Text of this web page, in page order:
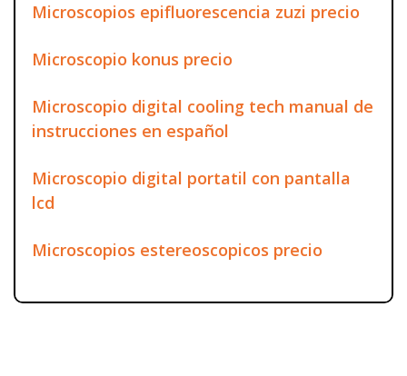
Microscopios epifluorescencia zuzi precio
Microscopio konus precio
Microscopio digital cooling tech manual de
instrucciones en español
Microscopio digital portatil con pantalla
lcd
Microscopios estereoscopicos precio